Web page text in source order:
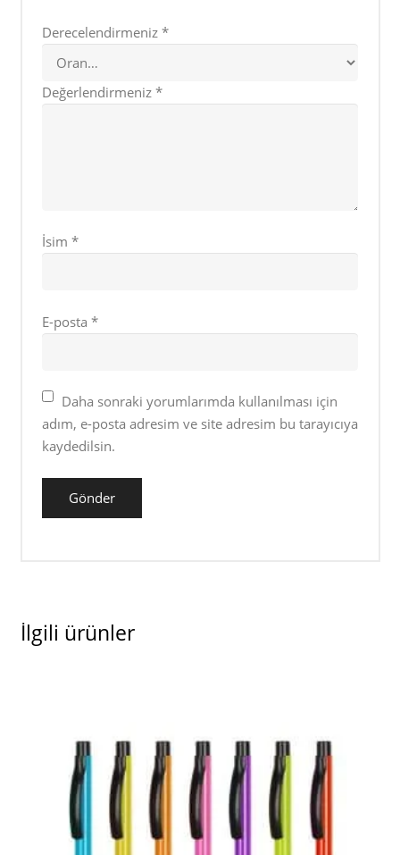
Derecelendirmeniz *
Değerlendirmeniz *
İsim *
E-posta *
Daha sonraki yorumlarımda kullanılması için
adım, e-posta adresim ve site adresim bu tarayıcıya
kaydedilsin.
İlgili ürünler